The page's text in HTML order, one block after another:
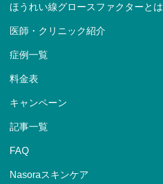
ほうれい線グロースファクターとは
医師・クリニック紹介
症例一覧
料金表
キャンペーン
記事一覧
FAQ
Nasoraスキンケア